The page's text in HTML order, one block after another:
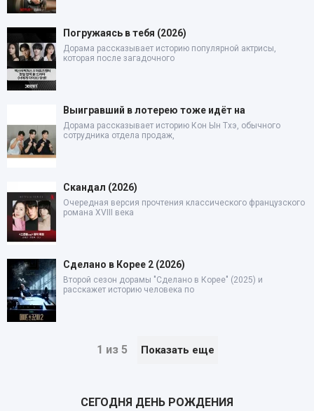
Погружаясь в тебя (2026)
Дорама рассказывает историю популярной актрисы,
которая после загадочного
Выигравший в лотерею тоже идёт на
Дорама рассказывает историю Кон Ын Тхэ, обычного
сотрудника отдела продаж,
Скандал (2026)
Очередная версия прочтения классического французского
романа XVIII века
Сделано в Корее 2 (2026)
Второй сезон дорамы "Сделано в Корее" (2025) и
расскажет историю человека по
1 из 5 Показать еще
СЕГОДНЯ ДЕНЬ РОЖДЕНИЯ